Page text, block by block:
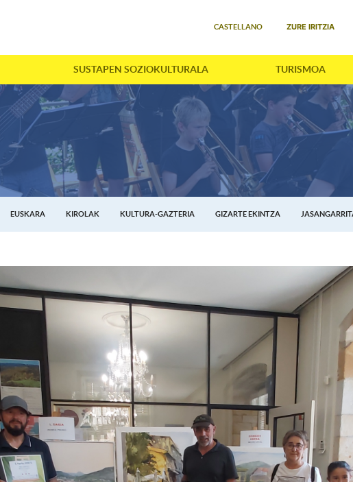
CASTELLANO ZURE IRITZIA
SUSTAPEN SOZIOKULTURALA TURISMOA
EUSKARA KIROLAK KULTURA-GAZTERIA GIZARTE EKINTZA